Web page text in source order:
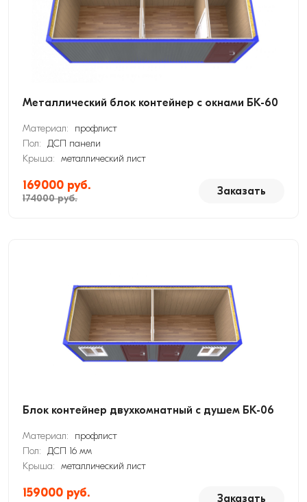
Металлический блок контейнер с окнами БК-60
Материал:
профлист
Пол: ДСП панели
Крыша: металлический лист
169000 руб.
174000 руб.
Заказать
Блок контейнер двухкомнатный с душем БК-06
Материал:
профлист
Пол: ДСП 16 мм
Крыша: металлический лист
159000 руб. Заказать